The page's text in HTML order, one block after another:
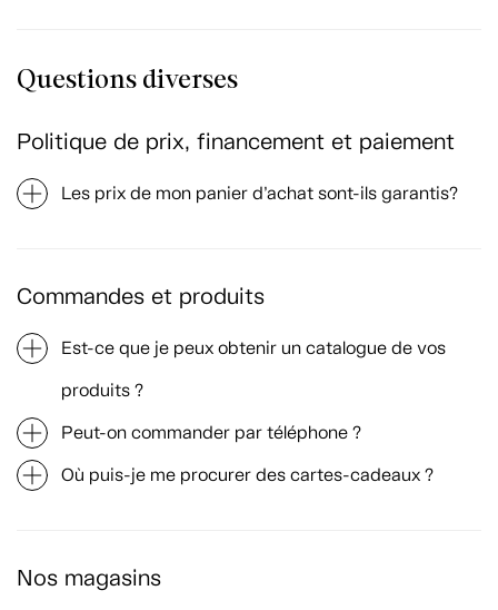
Questions diverses
Politique de prix, financement et paiement
Les prix de mon panier d’achat sont-ils garantis?
Commandes et produits
Est-ce que je peux obtenir un catalogue de vos
produits ?
Peut-on commander par téléphone ?
Où puis-je me procurer des cartes-cadeaux ?
Nos magasins